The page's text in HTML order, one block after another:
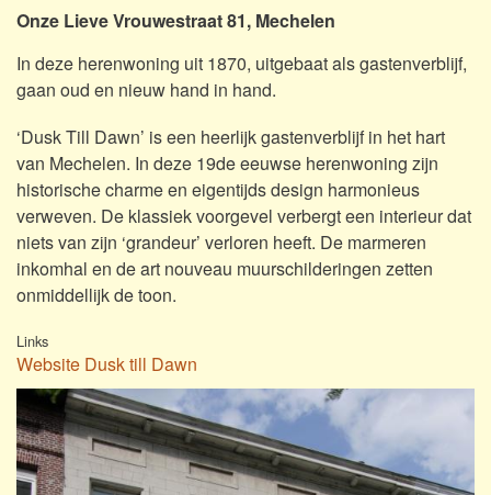
Onze Lieve Vrouwestraat 81, Mechelen
In deze herenwoning uit 1870, uitgebaat als gastenverblijf,
gaan oud en nieuw hand in hand.
‘Dusk Till Dawn’ is een heerlijk gastenverblijf in het hart
van Mechelen. In deze 19de eeuwse herenwoning zijn
historische charme en eigentijds design harmonieus
verweven. De klassiek voorgevel verbergt een interieur dat
niets van zijn ‘grandeur’ verloren heeft. De marmeren
inkomhal en de art nouveau muurschilderingen zetten
onmiddellijk de toon.
Links
Website Dusk till Dawn